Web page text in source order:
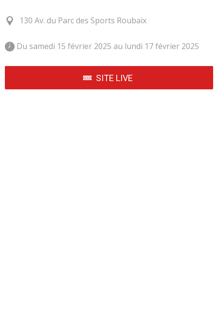
130 Av. du Parc des Sports Roubaix
Du samedi 15 février 2025 au lundi 17 février 2025
SITE LIVE